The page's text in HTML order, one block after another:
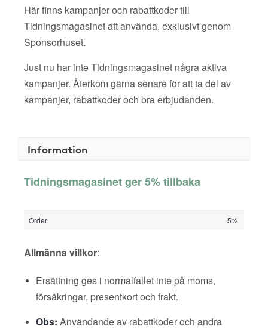
Här finns kampanjer och rabattkoder till
Tidningsmagasinet att använda, exklusivt genom
Sponsorhuset.
Just nu har inte Tidningsmagasinet några aktiva
kampanjer. Återkom gärna senare för att ta del av
kampanjer, rabattkoder och bra erbjudanden.
Information
Tidningsmagasinet ger 5% tillbaka
Order 5%
Allmänna villkor:
Ersättning ges i normalfallet inte på moms,
försäkringar, presentkort och frakt.
Obs: Användande av rabattkoder och andra